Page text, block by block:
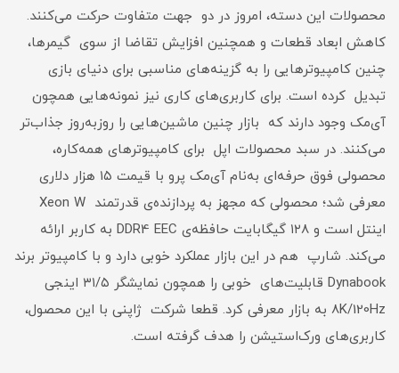
محصولات این دسته، امروز در دو جهت متفاوت حرکت می‌کنند.
کاهش ابعاد قطعات و همچنین افزایش تقاضا از سوی گیمرها،
چنین کامپیوترهایی را به گزینه‌های مناسبی برای دنیای بازی
تبدیل کرده است. برای کاربری‌های کاری نیز نمونه‌هایی همچون
آی‌مک وجود دارند که بازار چنین ماشین‌هایی را روز‌به‌روز جذاب‌تر
می‌کنند. در سبد محصولات اپل برای کامپیوترهای همه‌کاره،
محصولی فوق حرفه‌ای به‌نام آی‌مک پرو با قیمت ۱۵ هزار دلاری
معرفی شد؛ محصولی که مجهز به پردازنده‌ی قدرتمند Xeon W
اینتل است و ۱۲۸ گیگابایت حافظه‌ی DDR4 EEC به کاربر ارائه
می‌کند. شارپ هم در این بازار عملکرد خوبی دارد و با کامپیوتر برند
Dynabook قابلیت‌های خوبی را همچون نمایشگر ۳۱/۵ اینجی
8K/120Hz به بازار معرفی کرد. قطعا شرکت ژاپنی با این محصول،
کاربری‌های ورک‌استیشن را هدف گرفته است.